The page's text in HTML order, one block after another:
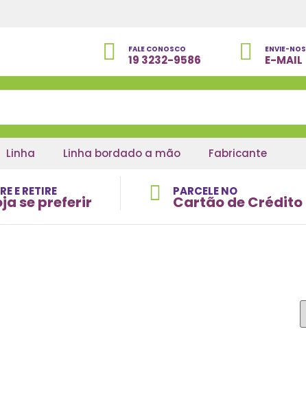
FALE CONOSCO
19 3232-9586
ENVIE-NOS
E-MAIL
Linha Linha bordado a mão Fabricante
E RETIRE
se preferir
PARCELE NO
Cartão de Crédito